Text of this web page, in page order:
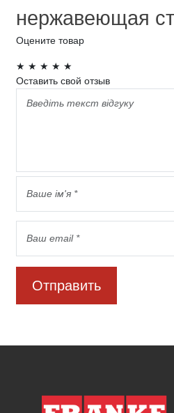
нержавеющая
Оцените товар
★ ★ ★ ★ ★
Оставить свой отзыв
Отправить